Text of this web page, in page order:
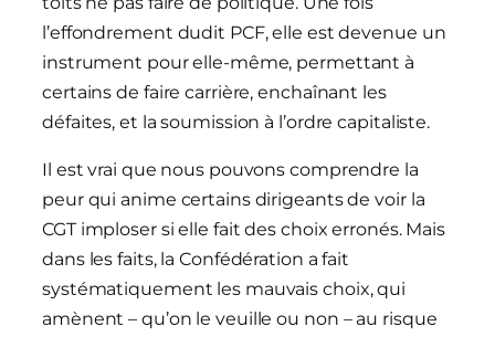
l’effondrement dudit PCF, elle est devenue un
instrument pour elle-même, permettant à
certains de faire carrière, enchaînant les
défaites, et la soumission à l’ordre capitaliste.
Il est vrai que nous pouvons comprendre la
peur qui anime certains dirigeants de voir la
CGT imploser si elle fait des choix erronés. Mais
dans les faits, la Confédération a fait
systématiquement les mauvais choix, qui
amènent – qu’on le veuille ou non – au risque